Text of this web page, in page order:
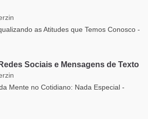
as Atitudes que Temos Conosco -
Sociais e Mensagens de Texto
Mente no Cotidiano: Nada Especial -